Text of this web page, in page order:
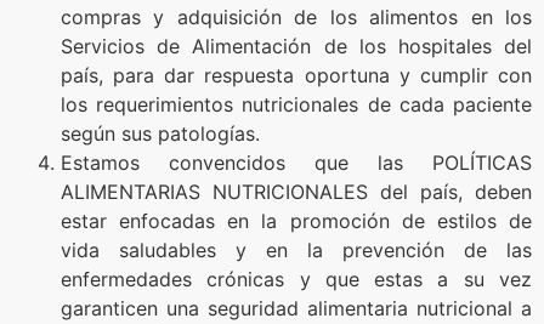
compras y adquisición de los alimentos en los
Servicios de Alimentación de los hospitales del
país, para dar respuesta oportuna y cumplir con
los requerimientos nutricionales de cada paciente
según sus patologías.
Estamos convencidos que las POLÍTICAS
ALIMENTARIAS NUTRICIONALES del país, deben
estar enfocadas en la promoción de estilos de
vida saludables y en la prevención de las
enfermedades crónicas y que estas a su vez
garanticen una seguridad alimentaria nutricional a